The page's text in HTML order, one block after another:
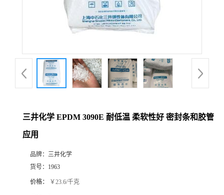
三井化学 EPDM 3090E 耐低温 柔软性好 密封条和胶管
应用
品牌： 三井化学
货号： 1963
价格： ￥23.6/千克